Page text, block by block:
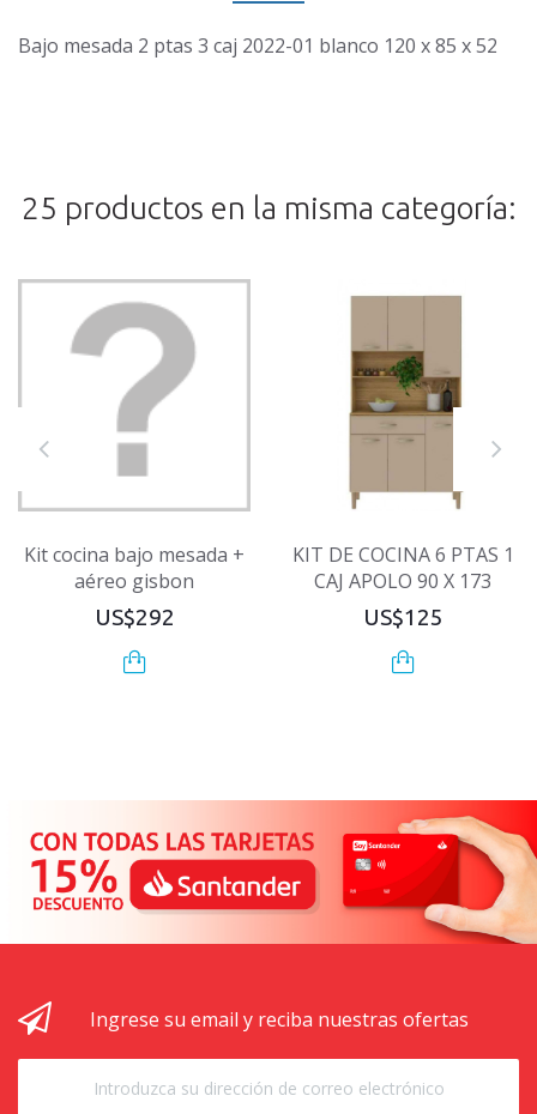
Bajo mesada 2 ptas 3 caj 2022-01 blanco 120 x 85 x 52
25 productos en la misma categoría:
Kit cocina bajo mesada +
aéreo gisbon
US$292
KIT DE COCINA 6 PTAS 1
CAJ APOLO 90 X 173
US$125
Ingrese su email y reciba nuestras ofertas